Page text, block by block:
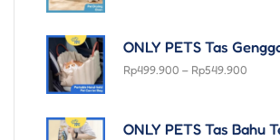
Rp499.900 – Rp549.900